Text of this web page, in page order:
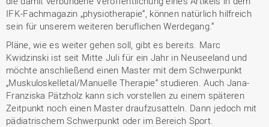
IFK-Fachmagazin „physiotherapie“, können natürlich hilfreich
sein für unserem weiteren beruflichen Werdegang.“
Pläne, wie es weiter gehen soll, gibt es bereits. Marc
Kwidzinski ist seit Mitte Juli für ein Jahr in Neuseeland und
möchte anschließend einen Master mit dem Schwerpunkt
„Muskuloskelletal/Manuelle Therapie“ studieren. Auch Jana-
Franziska Pätzholz kann sich vorstellen zu einem späteren
Zeitpunkt noch einen Master draufzusatteln. Dann jedoch mit
pädiatrischem Schwerpunkt oder im Bereich Sport.